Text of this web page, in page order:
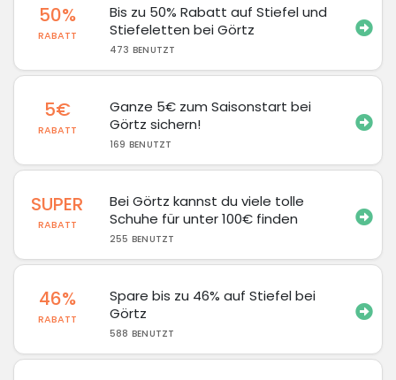
50%
RABATT
Bis zu 50% Rabatt auf Stiefel und
Stiefeletten bei Görtz
473 BENUTZT
5€
RABATT
Ganze 5€ zum Saisonstart bei
Görtz sichern!
169 BENUTZT
SUPER
RABATT
Bei Görtz kannst du viele tolle
Schuhe für unter 100€ finden
255 BENUTZT
46%
RABATT
Spare bis zu 46% auf Stiefel bei
Görtz
588 BENUTZT